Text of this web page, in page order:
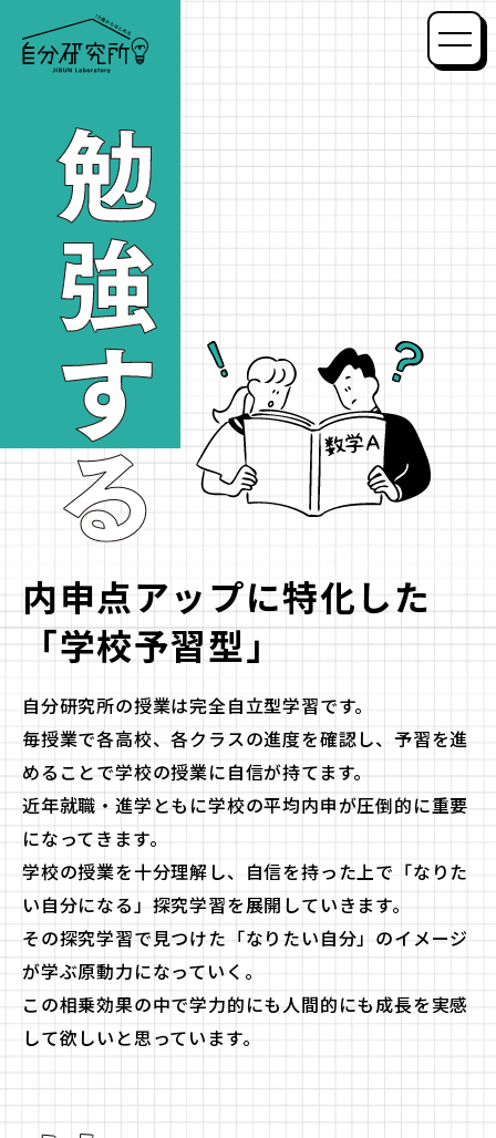
自分研究所 メニ
内申点アップに特化した
「学校予習型」
自分研究所の授業は完全自立型学習です。
毎授業で各高校、各クラスの進度を確認し、予習を進
めることで学校の授業に自信が持てます。
近年就職・進学ともに学校の平均内申が圧倒的に重要
になってきます。
学校の授業を十分理解し、 自信を持った上で「なりた
い自分になる」探究学習を展開していきます。
その探究学習で見つけた 「なりたい自分」のイメージ
が学ぶ原動力になっていく。
この相乗効果の中で学力的にも人間的にも成長を実感
して欲しいと思っています。